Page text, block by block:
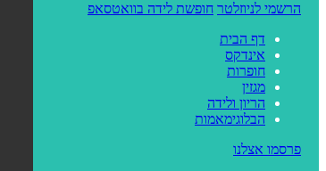
הרשמי לניוזלטר חופשת לידה בוואטסאפ
דף הבית
אינדקס
חופרות
מגזין
הריון ולידה
הבלוגימאמות
פרסמו אצלנו